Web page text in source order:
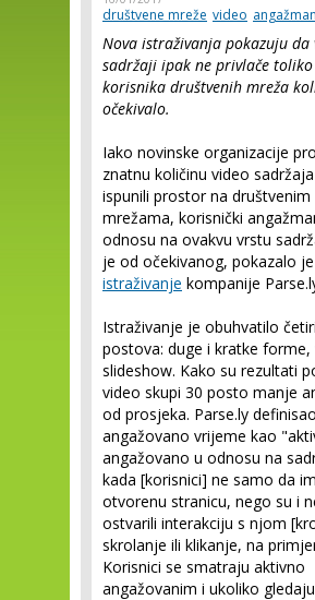
društvene mreže video angažman
Nova istraživanja pokazuju da
sadržaji ipak ne privlače
korisnika društvenih mreža
očekivalo.
Iako novinske organizacije
znatnu količinu video
ispunili prostor na društvenim
mrežama, korisnički
odnosu na ovakvu vrstu
je od očekivanog, pokazalo je
istraživanje kompanije
Istraživanje je obuhvatilo
postova: duge i kratke forme,
slideshow. Kako su rezultati
video skupi 30 posto manje
od prosjeka. Parse.ly
angažovano vrijeme kao
angažovano u odnosu na
kada [korisnici] ne samo da
otvorenu stranicu, nego su i
ostvarili interakciju s njom
skrolanje ili klikanje, na
Korisnici se smatraju aktivno
angažovanim i ukoliko